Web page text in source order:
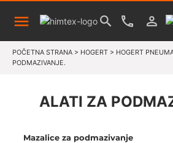
POČETNA STRANA > HOGERT > HOGERT
PODMAZIVANJE.
ALATI ZA
Mazalice za podmazivanje